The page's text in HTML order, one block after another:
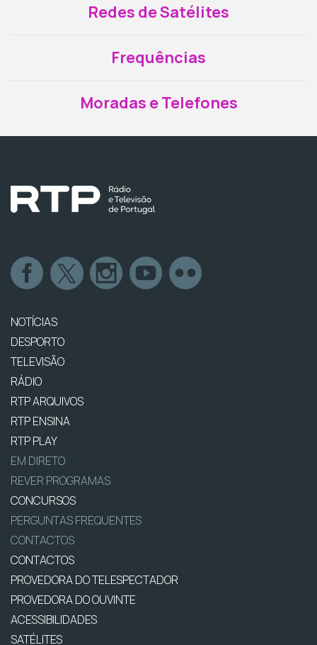
Redes de Satélites
Frequências
Moradas e Telefones
NOTÍCIAS
DESPORTO
TELEVISÃO
RÁDIO
RTP ARQUIVOS
RTP ENSINA
RTP PLAY
EM DIRETO
REVER PROGRAMAS
CONCURSOS
PERGUNTAS FREQUENTES
CONTACTOS
CONTACTOS
PROVEDORA DO TELESPECTADOR
PROVEDORA DO OUVINTE
ACESSIBILIDADES
SATÉLITES